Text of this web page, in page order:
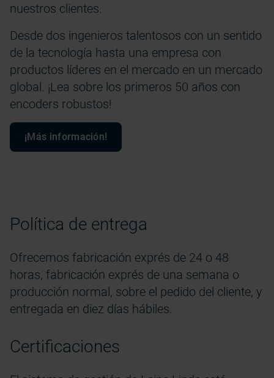
nuestros clientes.
Desde dos ingenieros talentosos con un sentido
de la tecnología hasta una empresa con
productos líderes en el mercado en un mercado
global. ¡Lea sobre los primeros 50 años con
encoders robustos!
¡Más información!
Política de entrega
Ofrecemos fabricación exprés de 24 o 48
horas, fabricación exprés de una semana o
producción normal, sobre el pedido del cliente, y
entregada en diez días hábiles.
Certificaciones